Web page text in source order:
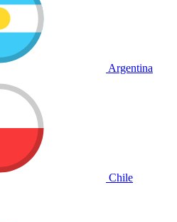
Argentina
Chile